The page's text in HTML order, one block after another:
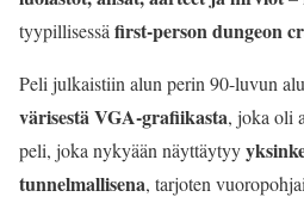
tyypillisessä first-person dungeon
Peli julkaistiin alun perin 90-luvun
värisestä VGA-grafiikasta, joka oli
peli, joka nykyään näyttäytyy
tunnelmallisena, tarjoten